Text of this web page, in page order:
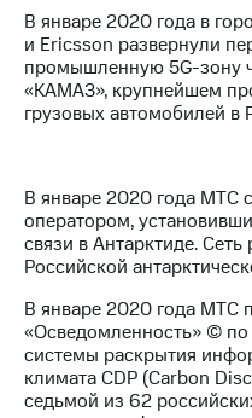
Интервью
Финансовая
отчетность
Пригласить
спикера
и акционерам
Корпоративное
управление
Корпоративный
секретарь
Раскрытие
В январе 2020 года в
и Ericsson развернули
промышленную 5G-зону
«КАМАЗ», крупнейшем
грузовых автомобилей в
В январе 2020 года МТС
оператором,
связи в Антарктиде.
Российской
В январе 2020 года МТС
«Осведомленность» ©
системы раскрытия
климата CDP (Carbon
седьмой из 62